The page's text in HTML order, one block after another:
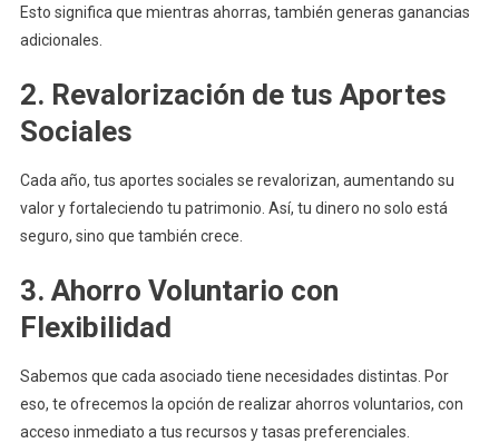
Esto significa que mientras ahorras, también generas ganancias
adicionales.
2. Revalorización de tus Aportes
Sociales
Cada año, tus aportes sociales se revalorizan, aumentando su
valor y fortaleciendo tu patrimonio. Así, tu dinero no solo está
seguro, sino que también crece.
3. Ahorro Voluntario con
Flexibilidad
Sabemos que cada asociado tiene necesidades distintas. Por
eso, te ofrecemos la opción de realizar ahorros voluntarios, con
acceso inmediato a tus recursos y tasas preferenciales.